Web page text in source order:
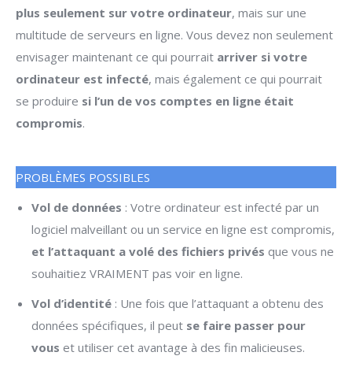
plus seulement sur votre ordinateur, mais sur une
multitude de serveurs en ligne. Vous devez non seulement
envisager maintenant ce qui pourrait arriver si votre
ordinateur est infecté, mais également ce qui pourrait
se produire si l’un de vos comptes en ligne était
compromis.
PROBLÈMES POSSIBLES
Vol de données : Votre ordinateur est infecté par un
logiciel malveillant ou un service en ligne est compromis,
et l’attaquant a volé des fichiers privés que vous ne
souhaitiez VRAIMENT pas voir en ligne.
Vol d’identité : Une fois que l’attaquant a obtenu des
données spécifiques, il peut se faire passer pour
vous et utiliser cet avantage à des fin malicieuses.